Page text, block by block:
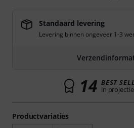
Productvariaties
Standaard levering
Levering binnen ongeveer 1-3
14 BEST
in